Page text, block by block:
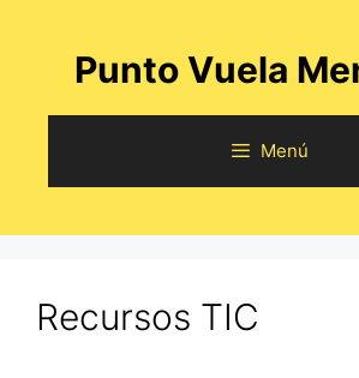
contenidoPunto Vuela
Menú
Recursos TIC